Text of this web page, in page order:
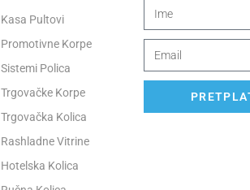
Kasa Pultovi
Promotivne Korpe
Sistemi Polica
Trgovačke Korpe
Trgovačka Kolica
Rashladne Vitrine
Hotelska Kolica